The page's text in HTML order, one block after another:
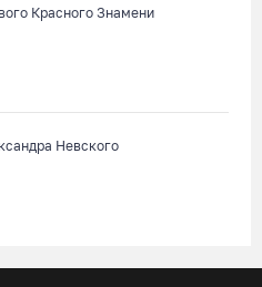
Красного Знамени
Невского